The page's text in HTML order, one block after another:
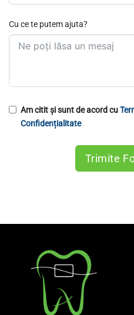
Cu ce te putem ajuta?
Am citit și sunt de acord cu
Confidențialitate
Trimite